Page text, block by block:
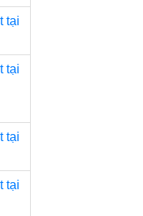
tại
tại
tại
tại